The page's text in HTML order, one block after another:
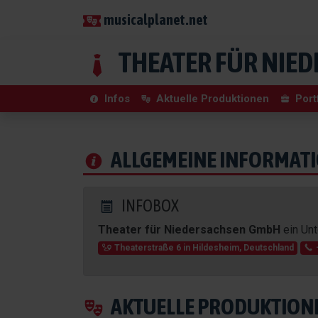
musicalplanet.net
THEATER FÜR
Infos Aktuelle Produktionen
ALLGEMEINE
INFOBOX
Theater für Niedersachsen GmbH ein
Theaterstraße 6in Hildesheim, Deutschland
AKTUELLE